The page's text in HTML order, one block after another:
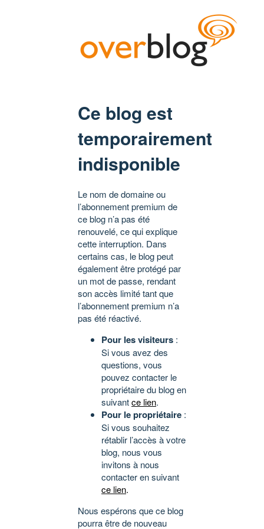
Ce blog est
temporairement
indisponible
Le nom de domaine ou
l’abonnement premium de
ce blog n’a pas été
renouvelé, ce qui explique
cette interruption. Dans
certains cas, le blog peut
également être protégé par
un mot de passe, rendant
son accès limité tant que
l’abonnement premium n’a
pas été réactivé.
Pour les visiteurs :
Si vous avez des
questions, vous
pouvez contacter le
propriétaire du blog en
suivantce lien.
Pour le propriétaire :
Si vous souhaitez
rétablir l’accès à votre
blog, nous vous
invitons à nous
contacter en suivant
ce lien.
Nous espérons que ce blog
pourra être de nouveau